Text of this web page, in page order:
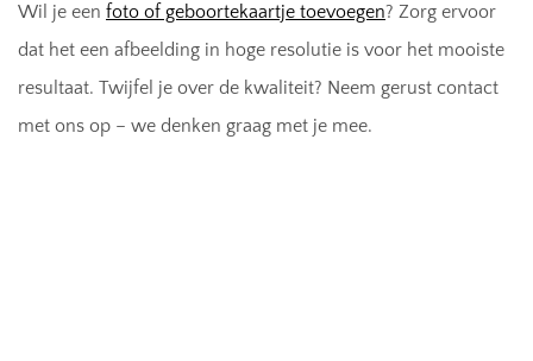
Wil je een foto of geboortekaartje toevoegen? Zorg ervoor
dat het een afbeelding in hoge resolutie is voor het mooiste
resultaat. Twijfel je over de kwaliteit? Neem gerust contact
met ons op – we denken graag met je mee.